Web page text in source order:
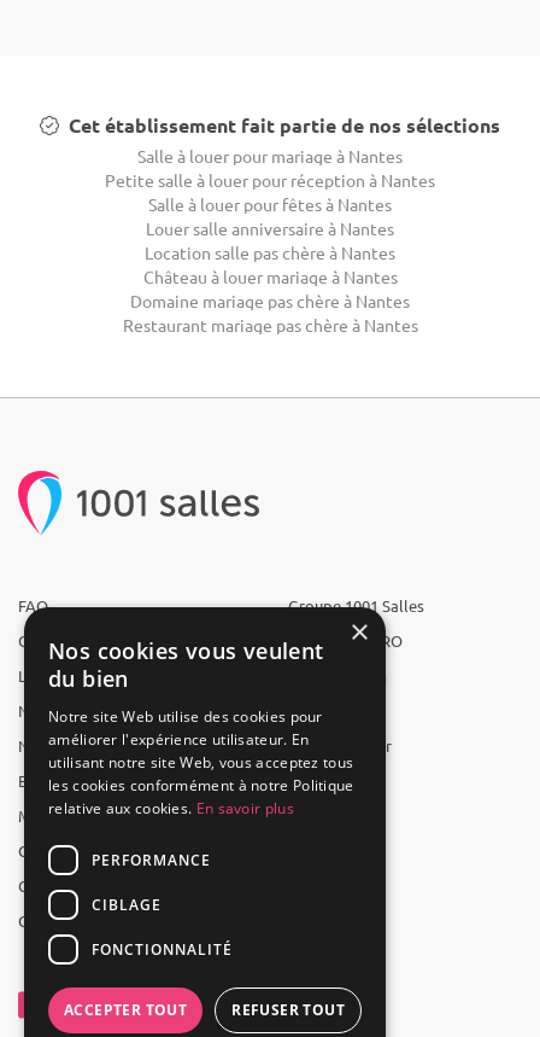
Cet établissement fait partie de nos sélections
Salle à louer pour mariage à Nantes
Petite salle à louer pour réception à Nantes
Salle à louer pour fêtes à Nantes
Louer salle anniversaire à Nantes
Location salle pas chère à Nantes
Château à louer mariage à Nantes
Domaine mariage pas chère à Nantes
Restaurant mariage pas chère à Nantes
FAQ
Qui sommes-nous ?
L'équipe
Nous recrutons
Nos partenaires
Espace presse
Mentions légales
CGV
CGU
Contact
Groupe 1001 Salles
1001 Salles PRO
1001 Traiteurs
1001 Artistes
Reserverunbar
MP2
×
Nos cookies vous veulent
du bien
Notre site Web utilise des cookies pour
améliorer l'expérience utilisateur. En
utilisant notre site Web, vous acceptez tous
les cookies conformément à notre Politique
relative aux cookies. En savoir plus
PERFORMANCE
CIBLAGE
FONCTIONNALITÉ
ACCEPTER TOUT REFUSER TOUT